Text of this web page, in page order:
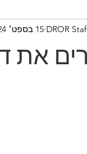
את
DROR 15 בספט׳ 2024